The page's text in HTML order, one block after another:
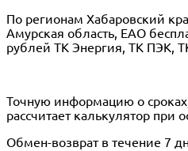
По регионам Хабаровский
Амурская область, ЕАО
рублей ТК Энергия, ТК ПЭК,
Точную информацию о
рассчитает калькулятор при
Обмен-возврат в течение 7